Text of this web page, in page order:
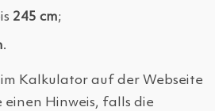
245 cm;
.
Kalkulator auf der Webseite
einen Hinweis, falls die